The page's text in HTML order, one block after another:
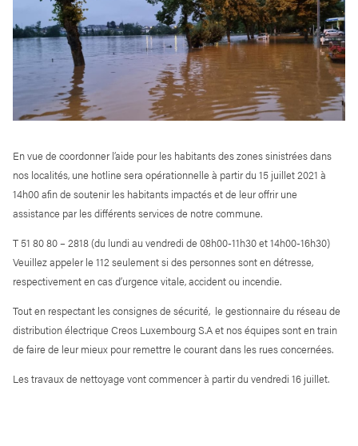
En vue de coordonner l’aide pour les habitants des zones sinistrées dans
nos localités, une hotline sera opérationnelle à partir du 15 juillet 2021 à
14h00 afin de soutenir les habitants impactés et de leur offrir une
assistance par les différents services de notre commune.
T 51 80 80 – 2818 (du lundi au vendredi de 08h00-11h30 et 14h00-16h30)
Veuillez appeler le 112 seulement si des personnes sont en détresse,
respectivement en cas d’urgence vitale, accident ou incendie.
Tout en respectant les consignes de sécurité, le gestionnaire du réseau de
distribution électrique Creos Luxembourg S.A et nos équipes sont en train
de faire de leur mieux pour remettre le courant dans les rues concernées.
Les travaux de nettoyage vont commencer à partir du vendredi 16 juillet.